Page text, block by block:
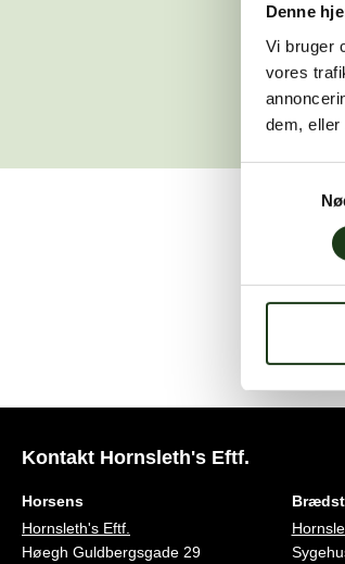
Denne
Vi bruger
vores
dem, eller
Samtykkevalg
Vi
Kontakt Hornsleth's Eftf.
Horsens
Hornsleth's Eftf.
Høegh Guldbergsgade 29